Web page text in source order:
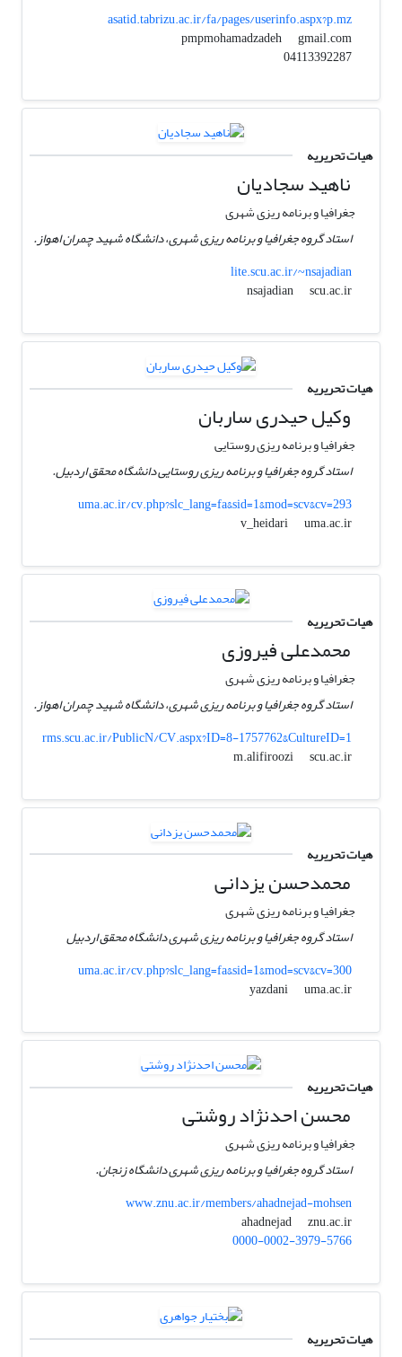
asatid.tabrizu.ac.ir/fa/pages/userinfo.aspx?p.mz
pmpmohamadzadeh
gmail.com
04113392287
هیات تحریریه
ناهید سجادیان
جغرافیا و برنامه ریزی شهری
استاد گروه جغرافیا و برنامه ریزی شهری، دانشگاه شهید چمران اهواز.
lite.scu.ac.ir/~nsajadian
nsajadian
scu.ac.ir
هیات تحریریه
وکیل حیدری ساربان
جغرافیا و برنامه ریزی روستایی
استاد گروه جغرافیا و برنامه ریزی روستایی دانشگاه محقق اردبیل.
uma.ac.ir/cv.php?slc_lang=fa&sid=1&mod=scv&cv=293
v_heidari
uma.ac.ir
هیات تحریریه
محمدعلی فیروزی
جغرافیا و برنامه ریزی شهری
استاد گروه جغرافیا و برنامه ریزی شهری، دانشگاه شهید چمران اهواز.
rms.scu.ac.ir/PublicN/CV.aspx?ID=8-1757762&CultureID=1
m.alifiroozi
scu.ac.ir
هیات تحریریه
محمدحسن یزدانی
جغرافیا و برنامه ریزی شهری
استاد گروه جغرافیا و برنامه ریزی شهری دانشگاه محقق اردبیل
uma.ac.ir/cv.php?slc_lang=fa&sid=1&mod=scv&cv=300
yazdani
uma.ac.ir
هیات تحریریه
محسن احدنژاد روشتی
جغرافیا و برنامه ریزی شهری
استاد گروه جغرافیا و برنامه ریزی شهری دانشگاه زنجان.
www.znu.ac.ir/members/ahadnejad-mohsen
ahadnejad
znu.ac.ir
0000-0002-3979-5766
هیات تحریریه